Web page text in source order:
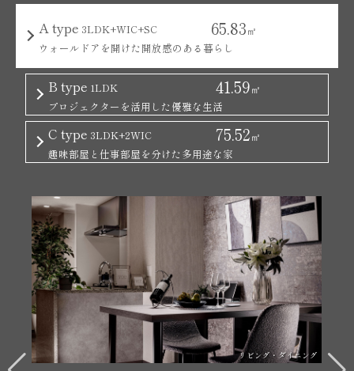
A type 3LDK+WIC+SC 65.83㎡
ウォールドアを開けた開放感のある暮らし
B type 1LDK 41.59㎡
プロジェクターを活用した優雅な生活
C type 3LDK+2WIC 75.52㎡
趣味部屋と仕事部屋を分けた多用途な家
シューズインクローク
ウォークインクローク
キッチン
リビング・ダイニング
リビング・ダイニング
ウォールドア
ウォールドア